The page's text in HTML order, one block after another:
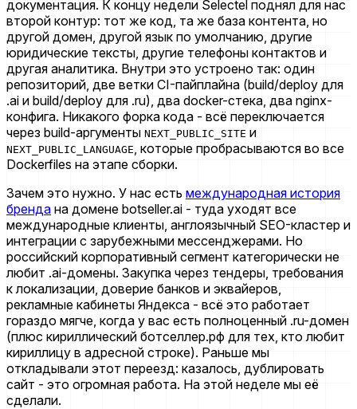
документация. К концу недели Selectel поднял для нас
второй контур: тот же код, та же база контента, но
другой домен, другой язык по умолчанию, другие
юридические тексты, другие телефоны контактов и
другая аналитика. Внутри это устроено так: один
репозиторий, две ветки CI-пайплайна (build/deploy для
.ai и build/deploy для .ru), два docker-стека, два nginx-
конфига. Никакого форка кода - всё переключается
через build-аргументы NEXT_PUBLIC_SITE и
NEXT_PUBLIC_LANGUAGE , которые пробрасываются во все
Dockerfiles на этапе сборки.
Зачем это нужно. У нас есть международная история
бренда на домене botseller.ai - туда уходят все
международные клиенты, англоязычный SEO-кластер и
интеграции с зарубежными мессенджерами. Но
российский корпоративный сегмент категорически не
любит .ai-домены. Закупка через тендеры, требования
к локализации, доверие банков и эквайеров,
рекламные кабинеты Яндекса - всё это работает
гораздо мягче, когда у вас есть полноценный .ru-домен
(плюс кириллический ботселлер.рф для тех, кто любит
кириллицу в адресной строке). Раньше мы
откладывали этот переезд: казалось, дублировать
сайт - это огромная работа. На этой неделе мы её
сделали.